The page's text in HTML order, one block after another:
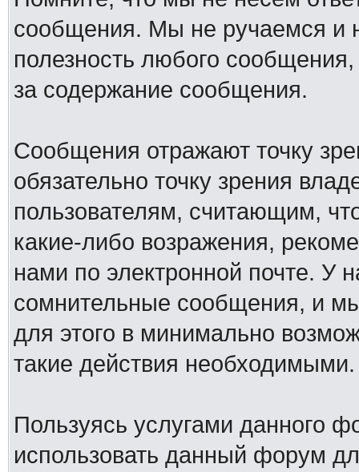
сообщения. Мы не ручаемся и
полезность любого
за содержание сообщения.
Сообщения отражают точку
обязательно точку зрения
пользователям, считающим,
какие-либо возражения,
нами по электронной почте. У
сомнительные сообщения, и
для этого в минимально
такие действия необходимыми.
Пользуясь услугами данного
использовать данный форум